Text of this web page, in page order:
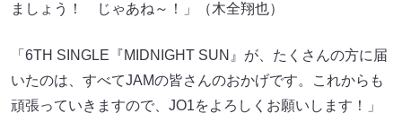
ましょう！ じゃあね～！」（木全翔也）
「6TH SINGLE『MIDNIGHT SUN』が、たくさんの方に届
いたのは、すべてJAMの皆さんのおかげです。これからも
頑張っていきますので、JO1をよろしくお願いします！」